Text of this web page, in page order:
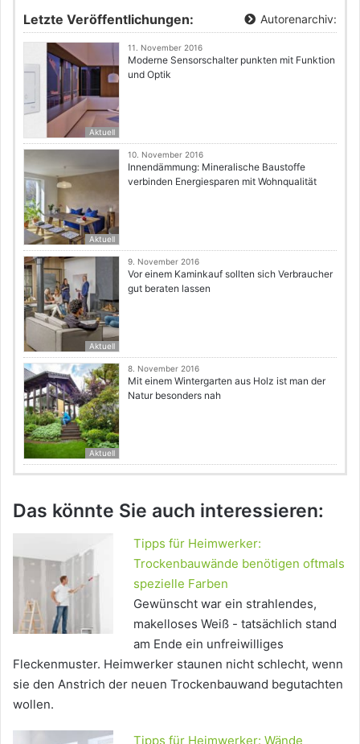
Letzte Veröffentlichungen: Autorenarchiv:
Aktuell
11. November 2016
Moderne Sensorschalter punkten mit Funktion
und Optik
Aktuell
10. November 2016
Innendämmung: Mineralische Baustoffe
verbinden Energiesparen mit Wohnqualität
Aktuell
9. November 2016
Vor einem Kaminkauf sollten sich Verbraucher
gut beraten lassen
Aktuell
8. November 2016
Mit einem Wintergarten aus Holz ist man der
Natur besonders nah
Das könnte Sie auch interessieren:
Tipps für Heimwerker:
Trockenbauwände benötigen oftmals
spezielle Farben
Gewünscht war ein strahlendes,
makelloses Weiß - tatsächlich stand
am Ende ein unfreiwilliges
Fleckenmuster. Heimwerker staunen nicht schlecht, wenn
sie den Anstrich der neuen Trockenbauwand begutachten
wollen.
Tipps für Heimwerker: Wände